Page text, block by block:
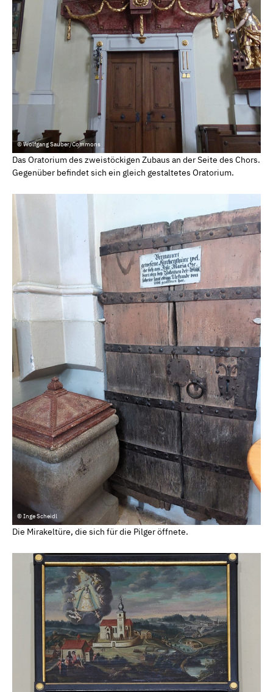
© Wolfgang Sauber/Commons
Das Oratorium des zweistöckigen Zubaus an der Seite des Chors.
Gegenüber befindet sich ein gleich gestaltetes Oratorium.
© Inge Scheidl
Die Mirakeltüre, die sich für die Pilger öffnete.